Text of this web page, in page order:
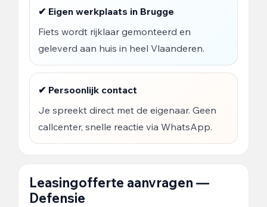
✔ Eigen werkplaats in Brugge
Fiets wordt rijklaar gemonteerd en
geleverd aan huis in heel Vlaanderen.
✔ Persoonlijk contact
Je spreekt direct met de eigenaar. Geen
callcenter, snelle reactie via WhatsApp.
Leasingofferte aanvragen —
Defensie